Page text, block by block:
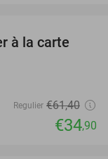
43%
à la carte
Regulier €61,40
€34,90